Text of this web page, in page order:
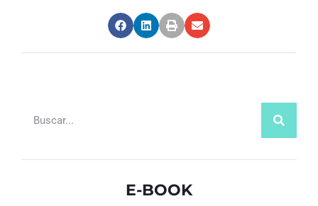
E-BOOK